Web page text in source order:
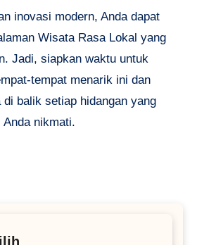
inovasi modern, Anda dapat
Wisata Rasa Lokal yang
Jadi, siapkan waktu untuk
tempat menarik ini dan
balik setiap hidangan yang
Anda nikmati.